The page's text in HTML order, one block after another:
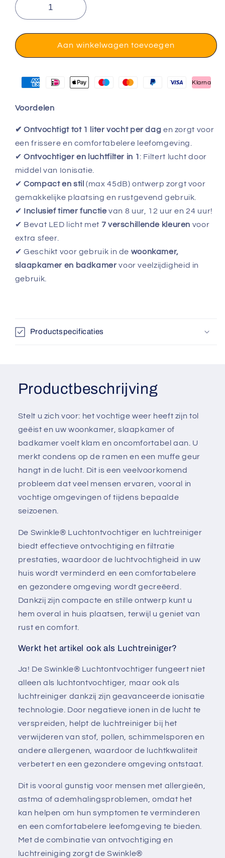
Aan winkelwagen toevoegen
Klarna
Voordelen
✔ Ontvochtigt tot 1 liter vocht per dag en zorgt voor
een frissere en comfortabelere leefomgeving.
✔Ontvochtiger en luchtfilter in 1: Filtert lucht door
middel van Ionisatie.
✔Compact en stil (max 45dB) ontwerp zorgt voor
gemakkelijke plaatsing en rustgevend gebruik.
✔ Inclusief timer functievan 8 uur, 12 uur en 24 uur!
✔ Bevat LED licht met 7 verschillende kleuren voor
extra sfeer.
✔ Geschikt voor gebruik in de woonkamer,
slaapkamer en badkamer voor veelzijdigheid in
gebruik.
Productspecificaties
Productbeschrijving
Stelt u zich voor: het vochtige weer heeft zijn tol
geëist en uw woonkamer, slaapkamer of
badkamer voelt klam en oncomfortabel aan. U
merkt condens op de ramen en een muffe geur
hangt in de lucht. Dit is een veelvoorkomend
probleem dat veel mensen ervaren, vooral in
vochtige omgevingen of tijdens bepaalde
seizoenen.
De Swinkle® Luchtontvochtiger en luchtreiniger
biedt effectieve ontvochtiging en filtratie
prestaties, waardoor de luchtvochtigheid in uw
huis wordt verminderd en een comfortabelere
en gezondere omgeving wordt gecreëerd.
Dankzij zijn compacte en stille ontwerp kunt u
hem overal in huis plaatsen, terwijl u geniet van
rust en comfort.
Werkt het artikel ook als Luchtreiniger?
Ja! De Swinkle® Luchtontvochtiger fungeert niet
alleen als luchtontvochtiger, maar ook als
luchtreiniger dankzij zijn geavanceerde ionisatie
technologie. Door negatieve ionen in de lucht te
verspreiden, helpt de luchtreiniger bij het
verwijderen van stof, pollen, schimmelsporen en
andere allergenen, waardoor de luchtkwaliteit
verbetert en een gezondere omgeving ontstaat.
Dit is vooral gunstig voor mensen met allergieën,
astma of ademhalingsproblemen, omdat het
kan helpen om hun symptomen te verminderen
en een comfortabelere leefomgeving te bieden.
Met de combinatie van ontvochtiging en
luchtreiniging zorgt de Swinkle®